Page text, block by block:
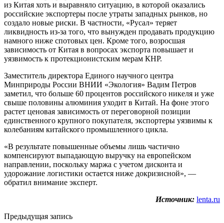
из Китая хоть и выравняло ситуацию, в которой оказались
российские экспортеры после утраты западных рынков, но
создало новые риски. В частности, «Русал» теряет
ликвидность из-за того, что вынужден продавать продукцию
намного ниже спотовых цен. Кроме того, возросшая
зависимость от Китая в вопросах экспорта повышает и
уязвимость к протекционистским мерам КНР.
Заместитель директора Единого научного центра
Минприроды России ВНИИ «Экология» Вадим Петров
заметил, что больше 60 процентов российского никеля и уже
свыше половины алюминия уходит в Китай. На фоне этого
растет ценовая зависимость от переговорной позиции
единственного крупного покупателя, экспортеры уязвимы к
колебаниям китайского промышленного цикла.
«В результате повышенные объемы лишь частично
компенсируют выпадающую выручку на европейском
направлении, поскольку маржа с учетом дисконта и
удорожание логистики остается ниже докризисной», —
обратил внимание эксперт.
Источник: lenta.ru
Предыдущая запись